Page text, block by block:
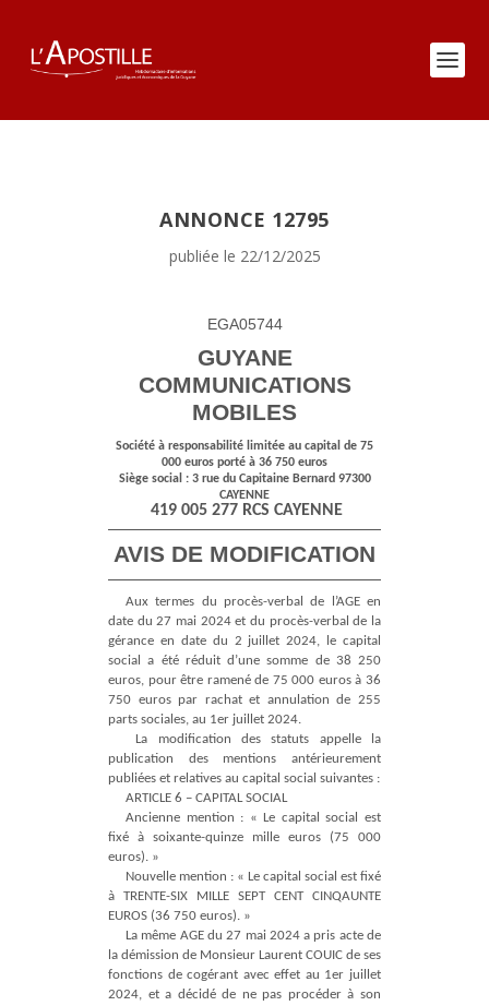
ANNONCE 12795
publiée le 22/12/2025
EGA05744
GUYANE
COMMUNICATIONS
MOBILES
Société à responsabilité limitée au capital de 75
000 euros porté à 36 750 euros
Siège social : 3 rue du Capitaine Bernard 97300
CAYENNE
419 005 277 RCS CAYENNE
AVIS DE MODIFICATION
Aux termes du procès-verbal de l’AGE en
date du 27 mai 2024 et du procès-verbal de la
gérance en date du 2 juillet 2024, le capital
social a été réduit d’une somme de 38 250
euros, pour être ramené de 75 000 euros à 36
750 euros par rachat et annulation de 255
parts sociales, au 1er juillet 2024.
La modification des statuts appelle la
publication des mentions antérieurement
publiées et relatives au capital social suivantes :
ARTICLE 6 – CAPITAL SOCIAL
Ancienne mention : « Le capital social est
fixé à soixante-quinze mille euros (75 000
euros). »
Nouvelle mention : « Le capital social est fixé
à TRENTE-SIX MILLE SEPT CENT CINQAUNTE
EUROS (36 750 euros). »
La même AGE du 27 mai 2024 a pris acte de
la démission de Monsieur Laurent COUIC de ses
fonctions de cogérant avec effet au 1er juillet
2024, et a décidé de ne pas procéder à son